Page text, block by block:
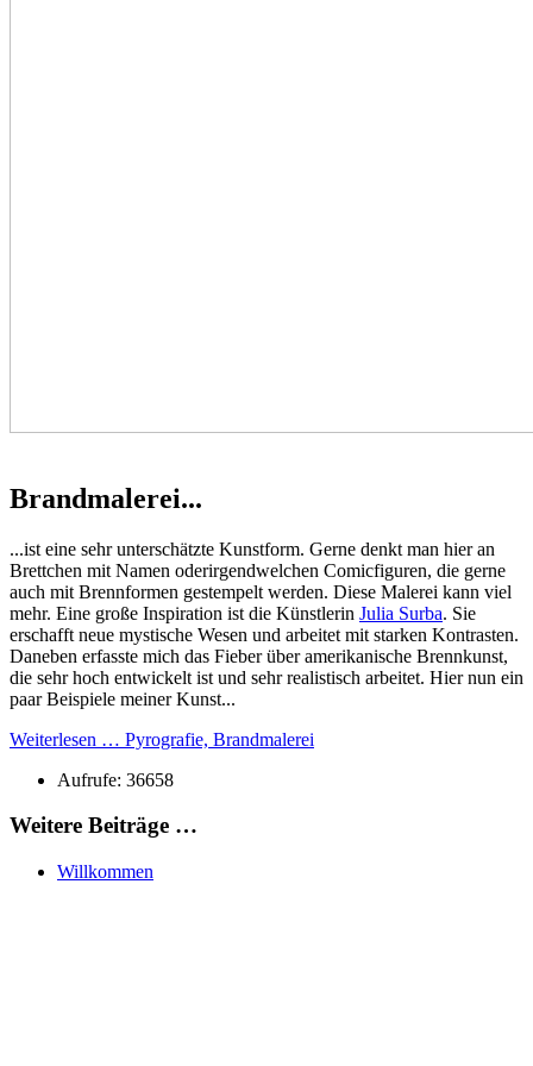
Brandmalerei...
...ist eine sehr unterschätzte Kunstform. Gerne denkt man hier an
Brettchen mit Namen oderirgendwelchen Comicfiguren, die gerne
auch mit Brennformen gestempelt werden. Diese Malerei kann viel
mehr. Eine große Inspiration ist die Künstlerin Julia Surba. Sie
erschafft neue mystische Wesen und arbeitet mit starken Kontrasten.
Daneben erfasste mich das Fieber über amerikanische Brennkunst,
die sehr hoch entwickelt ist und sehr realistisch arbeitet. Hier nun ein
paar Beispiele meiner Kunst...
Weiterlesen … Pyrografie, Brandmalerei
Aufrufe: 36658
Weitere Beiträge …
Willkommen